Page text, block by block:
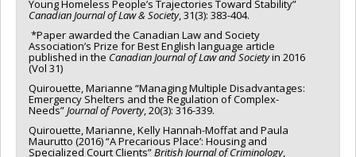
Young Homeless People’s Trajectories Toward Stability”
Canadian Journal of Law & Society, 31(3): 383-404.
*Paper awarded the Canadian Law and Society
Association’s Prize for Best English language article
published in the Canadian Journal of Law and Societyin 2016
(Vol 31)
Quirouette, Marianne “Managing Multiple Disadvantages:
Emergency Shelters and the Regulation of Complex-
Needs”Journal of Poverty, 20(3): 316-339.
Quirouette, Marianne, Kelly Hannah-Moffat and Paula
Maurutto (2016) “A Precarious Place’: Housing and
Specialized Court Clients”British Journal of Criminology,